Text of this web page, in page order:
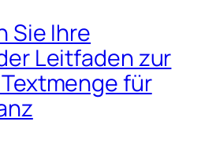
Sie Ihre
Leitfaden zur
für